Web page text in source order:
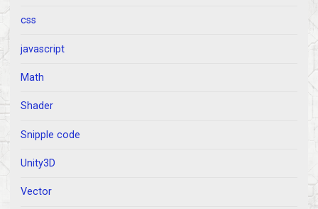
css
javascript
Math
Shader
Snipple code
Unity3D
Vector